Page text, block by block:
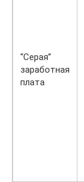
“Серая”
заработная
плата